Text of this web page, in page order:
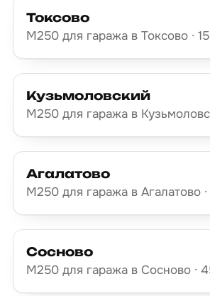
Токсово
М250 для гаража в Токсово ·
Кузьмоловский
М250 для гаража в
Агалатово
М250 для гаража в Агалатово
Сосново
М250 для гаража в Сосново ·